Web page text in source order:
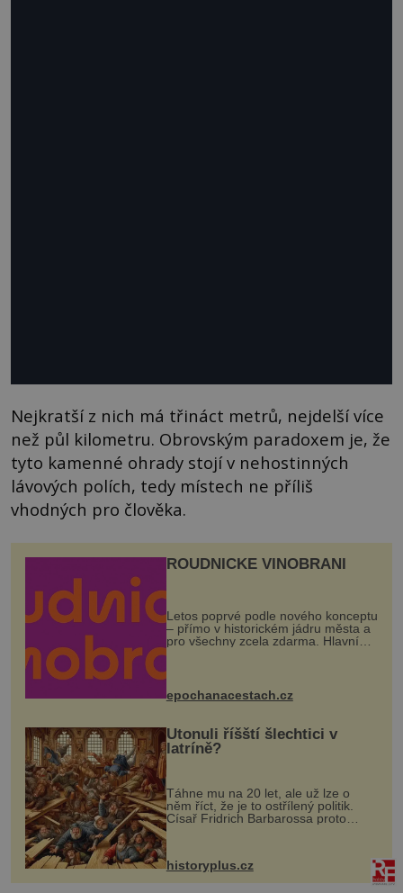
Nejkratší z nich má třináct metrů, nejdelší více
než půl kilometru. Obrovským paradoxem je, že
tyto kamenné ohrady stojí v nehostinných
lávových polích, tedy místech ne příliš
vhodných pro člověka.
ROUDNICKÉ VINOBRANÍ
Letos poprvé podle nového konceptu
– přímo v historickém jádru města a
pro všechny zcela zdarma. Hlavní
program se odehraje na Karlově a
mohou těšit na víno, burčák, pes...
epochanacestach.cz
Utonuli říšští šlechtici v
latríně?
Táhne mu na 20 let, ale už lze o
něm říct, že je to ostřílený politik.
Císař Fridrich Barbarossa proto
posílá svého syna a dědice Jindřicha
VI. do Erfurtu, aby se stal
prostředníkem při řešení sporu m...
historyplus.cz